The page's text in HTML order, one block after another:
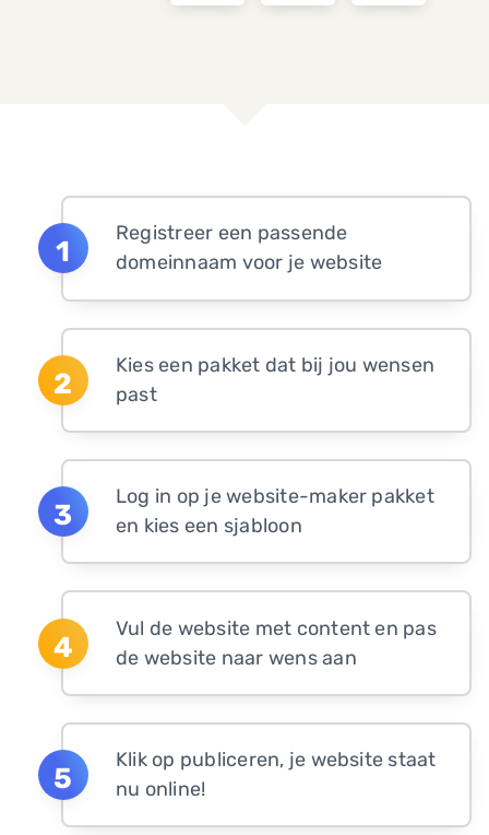
Registreer een passende
domeinnaam voor je website
Kies een pakket dat bij jou wensen
past
Log in op je website-maker pakket
en kies een sjabloon
Vul de website met content en pas
de website naar wens aan
Klik op publiceren, je website staat
nu online!